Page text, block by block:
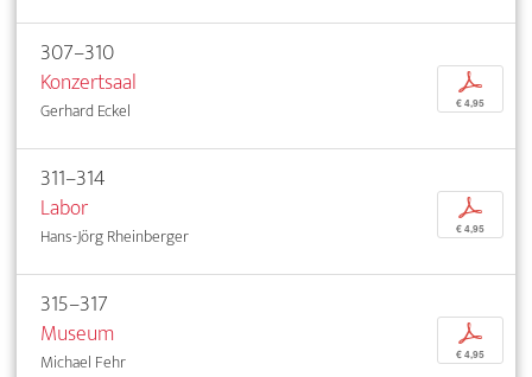
307–310
Konzertsaal
Gerhard Eckel
p
€ 4,95
311–314
Labor
Hans-Jörg Rheinberger
p
€ 4,95
315–317
Museum
Michael Fehr
p
€ 4,95